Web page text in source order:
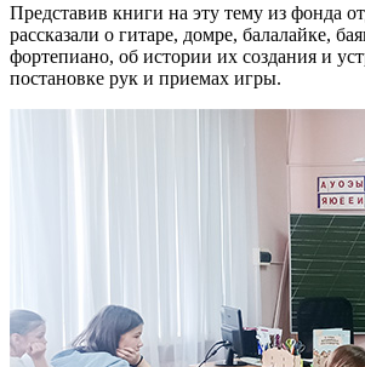
Представив книги на эту тему из фонда
рассказали о гитаре, домре, балалайке,
фортепиано, об истории их создания и
постановке рук и приемах игры.